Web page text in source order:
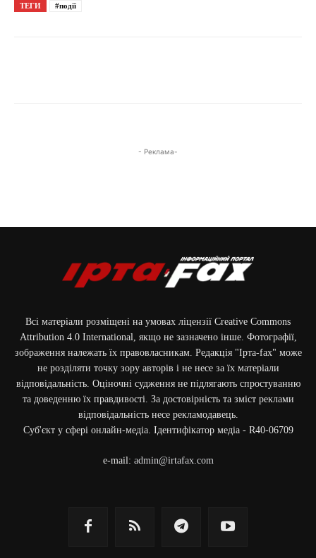
ТЕГИ #події
- Реклама-
Всі матеріали розміщені на умовах ліцензії Creative Commons
Attribution 4.0 International, якщо не зазначено інше. Фотографії,
зображення належать їх правовласникам. Редакція "Ірта-fax" може
не розділяти точку зору авторів і не несе за їх матеріали
відповідальність. Оціночні судження не підлягають спростуванню
та доведенню їх правдивості. За достовірність та зміст реклами
відповідальність несе рекламодавець.
Cуб'єкт у сфері онлайн-медіа. Ідентифікатор медіа - R40-06709
e-mail: admin@irtafax.com